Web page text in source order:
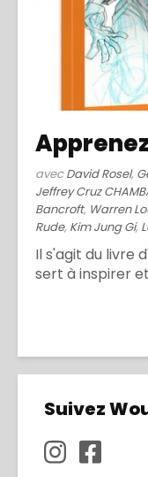
avecDavid Rosel,
Jeffrey Cruz
Bancroft, Warren
Rude, Kim Jung Gi,
Il s'agit du livre
sert à inspirer
Suivez